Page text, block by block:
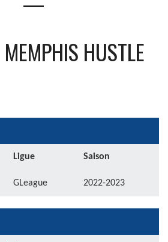
MEMPHIS HUSTLE
Ligue Saison
GLeague 2022-2023